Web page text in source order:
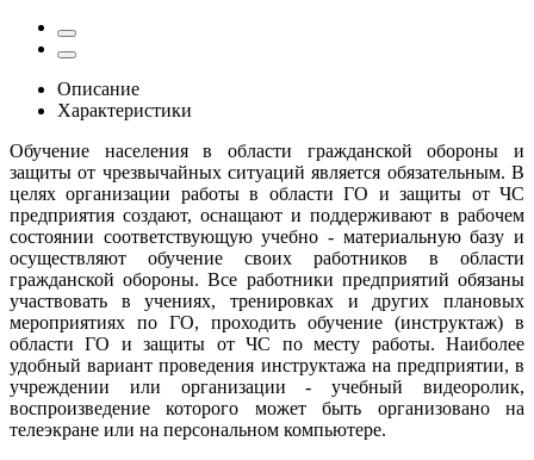
Описание
Характеристики
Обучение населения в области гражданской обороны и
защиты от чрезвычайных ситуаций является обязательным. В
целях организации работы в области ГО и защиты от ЧС
предприятия создают, оснащают и поддерживают в рабочем
состоянии соответствующую учебно - материальную базу и
осуществляют обучение своих работников в области
гражданской обороны. Все работники предприятий обязаны
участвовать в учениях, тренировках и других плановых
мероприятиях по ГО, проходить обучение (инструктаж) в
области ГО и защиты от ЧС по месту работы. Наиболее
удобный вариант проведения инструктажа на предприятии, в
учреждении или организации - учебный видеоролик,
воспроизведение которого может быть организовано на
телеэкране или на персональном компьютере.